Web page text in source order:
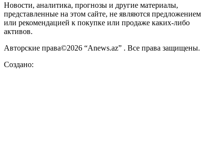
Новости, аналитика, прогнозы и другие материалы,
представленные на этом сайте, не являются предложением
или рекомендацией к покупке или продаже каких-либо
активов.
Авторские права©2026 “Anews.az” . Все права защищены.
Создано: